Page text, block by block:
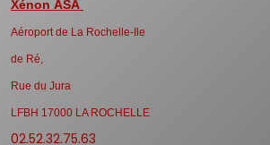
Xénon ASA
Aéroport de La Rochelle-Ile
de Ré,
Rue du Jura
LFBH 17000 LA ROCHELLE
02.52.32.75.63